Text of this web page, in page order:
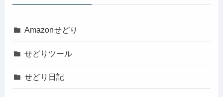
Amazonせどり
せどりツール
せどり日記